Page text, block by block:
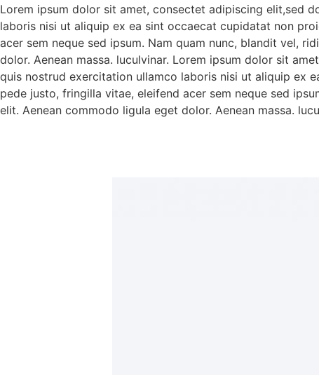
Lorem ipsum dolor sit amet, consectet adipiscing elit,sed
laboris nisi ut aliquip ex ea sint occaecat cupidatat non
acer sem neque sed ipsum. Nam quam nunc, blandit vel,
dolor. Aenean massa. luculvinar. Lorem ipsum dolor sit
quis nostrud exercitation ullamco laboris nisi ut aliquip ex
pede justo, fringilla vitae, eleifend acer sem neque sed
elit. Aenean commodo ligula eget dolor. Aenean massa.